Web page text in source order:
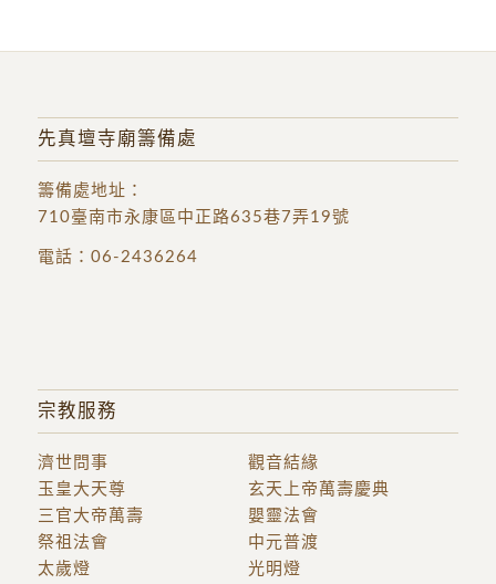
先真壇寺廟籌備處
籌備處地址 ：
710臺南市永康區中正路635巷7弄19號
電話： 06-2436264
宗教服務
濟世問事
觀音結緣
玉皇大天尊
三官大帝萬壽
玄天上帝萬壽慶典
嬰靈法會
祭祖法會
中元普渡
太歲燈
光明燈